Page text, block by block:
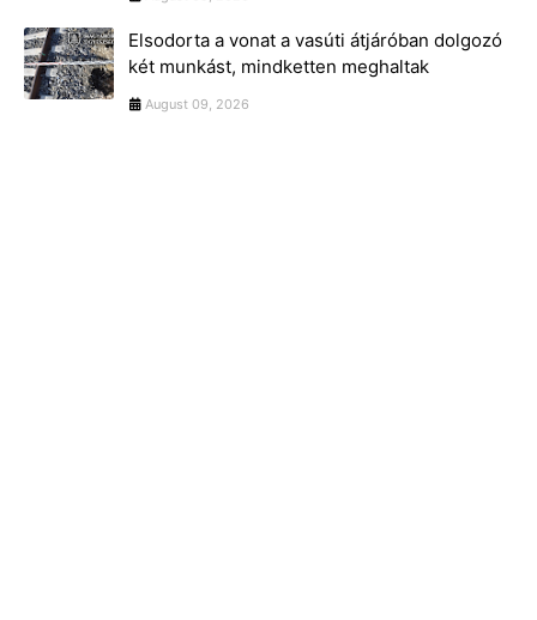
Elsodorta a vonat a vasúti átjáróban dolgozó
két munkást, mindketten meghaltak
August 09, 2026